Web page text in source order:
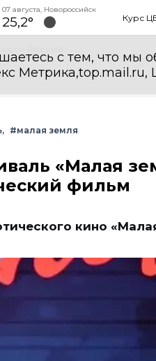
07 августа, Новороссийск
25,2° Курс
с тем, что мы
Метрика,top.mail.ru,
#малая земля
«Малая
фильм
кино